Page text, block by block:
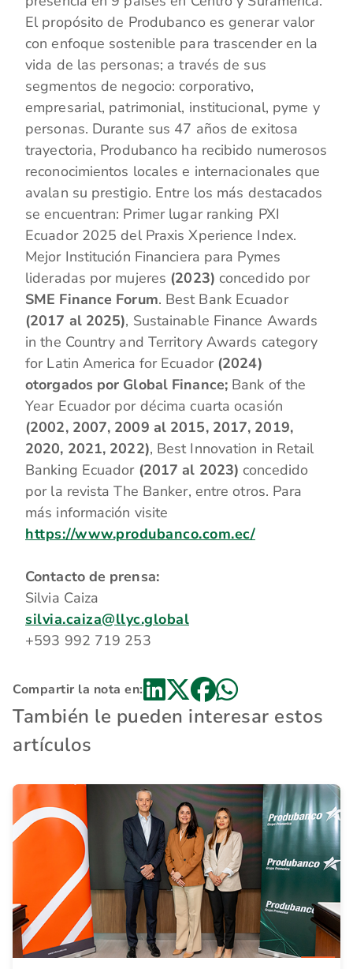
El propósito de Produbanco es generar valor
con enfoque sostenible para trascender en la
vida de las personas; a través de sus
segmentos de negocio: corporativo,
empresarial, patrimonial, institucional, pyme y
personas. Durante sus 47 años de exitosa
trayectoria, Produbanco ha recibido numerosos
reconocimientos locales e internacionales que
avalan su prestigio. Entre los más destacados
se encuentran: Primer lugar ranking PXI
Ecuador 2025 del Praxis Xperience Index.
Mejor Institución Financiera para Pymes
lideradas por mujeres (2023) concedido por
SME Finance Forum. Best Bank Ecuador
(2017 al 2025), Sustainable Finance Awards
in the Country and Territory Awards category
for Latin America for Ecuador (2024)
otorgados por Global Finance;Bank of the
Year Ecuador por décima cuarta ocasión
(2002, 2007, 2009 al 2015, 2017, 2019,
2020, 2021, 2022), Best Innovation in Retail
Banking Ecuador (2017 al 2023) concedido
por la revista The Banker, entre otros. Para
más información visite
https://www.produbanco.com.ec/
Contacto de prensa:
Silvia Caiza
silvia.caiza@llyc.global
+593 992 719 253
Compartir la nota en:
También le pueden interesar estos
artículos